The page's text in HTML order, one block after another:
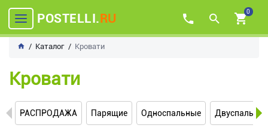
POSTELLI.RU 0
Каталог Кровати
Кровати
РАСПРОДАЖА Парящие Односпальные